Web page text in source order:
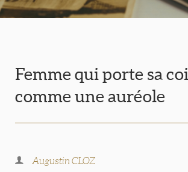
Femme qui porte sa
comme une auréole
Augustin CLOZ